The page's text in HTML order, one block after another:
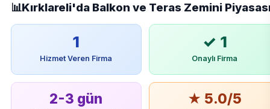
📊Kırklareli'da Balkon ve Teras Zemini
1
Hizmet Veren Firma
✓ 1
Onaylı Firma
2-3 gün ★ 5.0/5